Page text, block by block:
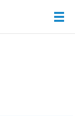
メ